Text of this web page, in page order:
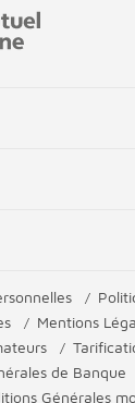
Mentions
de Banque
Générales